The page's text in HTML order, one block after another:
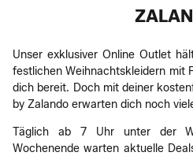
Unser exklusiver Online Outlet
festlichen Weihnachtskleidern mit
dich bereit. Doch mit deiner
by Zalando erwarten dich noch
Täglich ab 7 Uhr unter der
Wochenende warten aktuelle